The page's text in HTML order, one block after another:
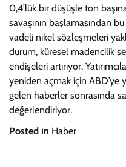
0,4’lük bir düşüşle ton
savaşının başlamasından
vadeli nikel sözleşmeleri
durum, küresel madencilik
endişeleri artırıyor.
yeniden açmak için ABD’ye
gelen haberler sonrasında
değerlendiriyor.
Posted in Haber